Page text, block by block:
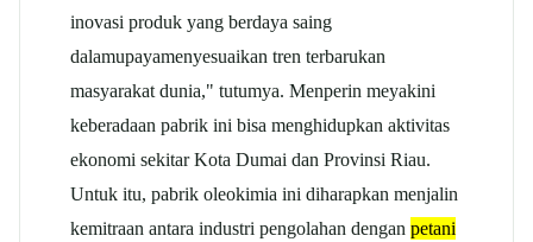
inovasi produk yang berdaya saing
dalamupayamenyesuaikan tren terbarukan
masyarakat dunia," tutumya. Menperin meyakini
keberadaan pabrik ini bisa menghidupkan aktivitas
ekonomi sekitar Kota Dumai dan Provinsi Riau.
Untuk itu, pabrik oleokimia ini diharapkan menjalin
kemitraan antara industri pengolahan dengan petani